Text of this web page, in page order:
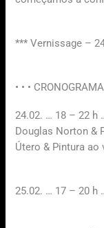
*** Vernissage –
• • • CRONOGRAMA
24.02. … 18 – 22 h
Douglas Norton &
Útero & Pintura ao
25.02. … 17 – 20 h